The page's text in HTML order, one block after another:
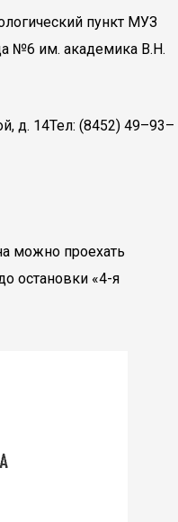
пункт МУЗ
№6 им. академика В.Н.
д. 14Тел: (8452) 49–93–
можно проехать
остановки «4-я